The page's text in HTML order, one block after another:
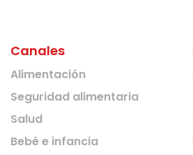
Canales
Alimentación
Seguridad alimentaria
Salud
Bebé e infancia